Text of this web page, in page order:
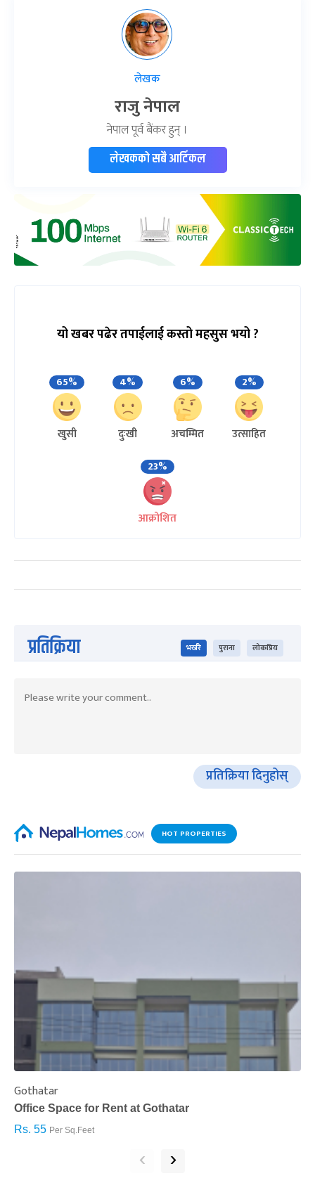
लेखक
राजु नेपाल
नेपाल पूर्व बैंकर हुन् ।
लेखकको सबै आर्टिकल
यो खबर पढेर तपाईलाई कस्तो महसुस भयो ?
65%
खुसी
4%
दुःखी
6%
अचम्मित
2%
उत्साहित
23%
आक्रोशित
प्रतिक्रिया भर्खरै पुराना लोकप्रिय
प्रतिक्रिया दिनुहोस्
HOT PROPERTIES
Gothatar
Office Space for Rent at Gothatar
Rs. 55 Per Sq.Feet
‹ ›